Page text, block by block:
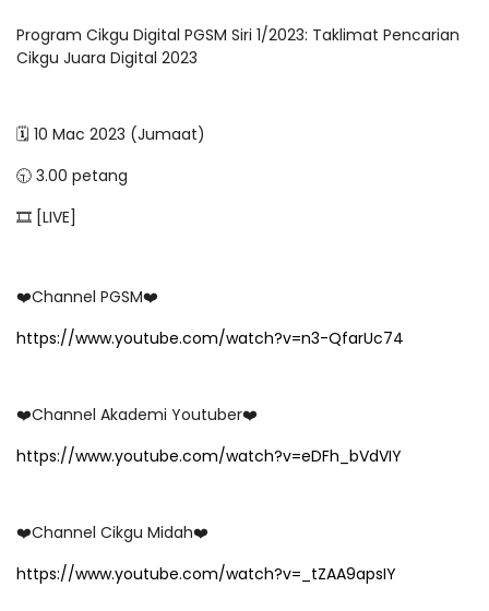
Program Cikgu Digital PGSM Siri 1/2023: Taklimat Pencarian
Cikgu Juara Digital 2023
🗓 10 Mac 2023 (Jumaat)
🕤 3.00 petang
🎞 [LIVE]
❤️Channel PGSM❤️
https://www.youtube.com/watch?v=n3-QfarUc74
❤️Channel Akademi Youtuber❤️
https://www.youtube.com/watch?v=eDFh_bVdVIY
❤️Channel Cikgu Midah❤️
https://www.youtube.com/watch?v=_tZAA9apsIY